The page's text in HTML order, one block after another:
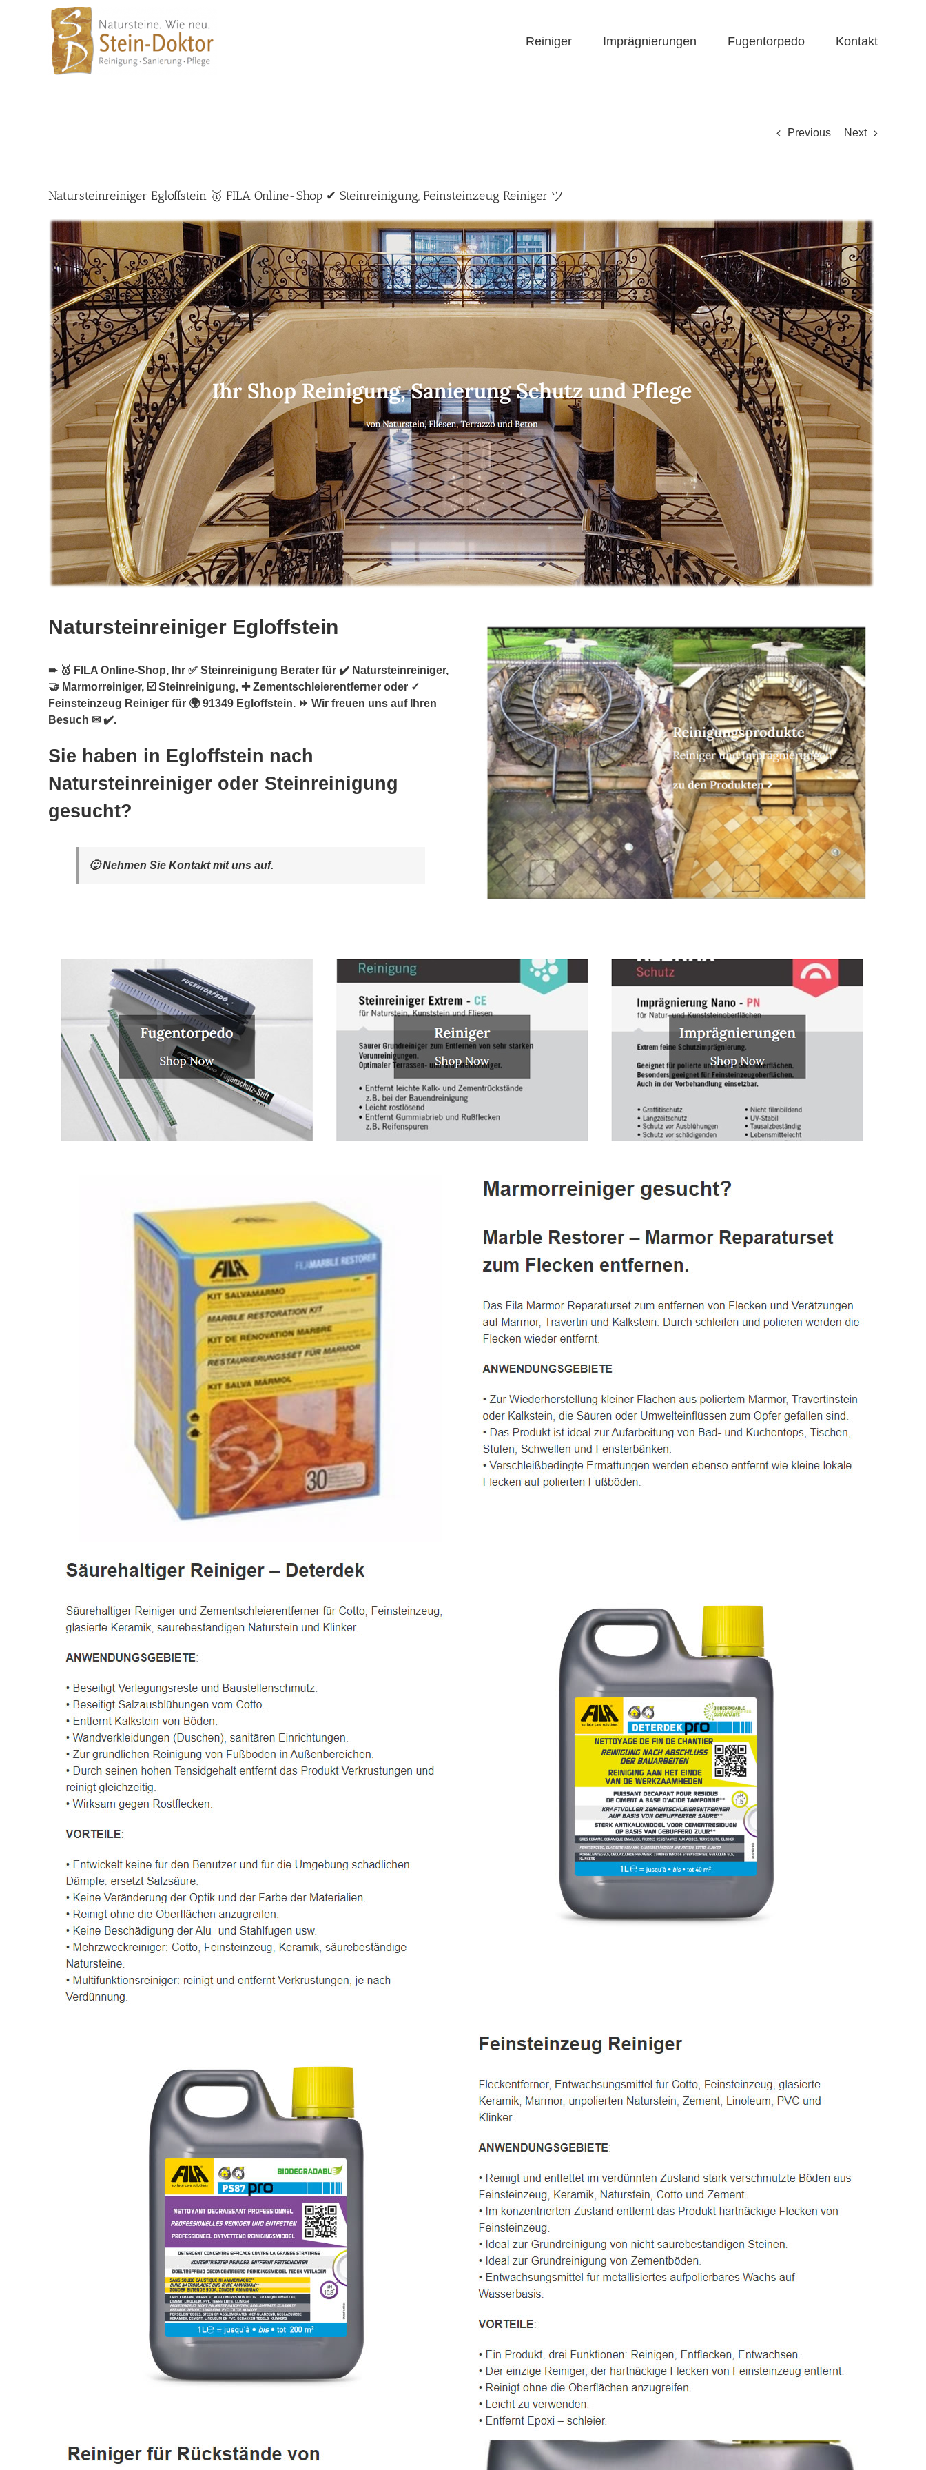
Reiniger Imprägnierungen Fugentorpedo Kontakt
Previous Next
Natursteinreiniger Egloffstein 🥇 FILA Online-Shop ✔ Steinreinigung, Feinsteinzeug Reiniger ツ
Natursteinreiniger Egloffstein
➨ 🥇 FILA Online-Shop, Ihr ✅ Steinreinigung Berater für ✔️ Natursteinreiniger,
🤝 Marmorreiniger, ☑️ Steinreinigung, ✚ Zementschleierentferner oder ✓
Feinsteinzeug Reiniger für 🌍 91349 Egloffstein. ⏩ Wir freuen uns auf Ihren
Besuch ✉ ✔️.
Sie haben in Egloffstein nach
Natursteinreiniger oder Steinreinigung
gesucht?
🙂 Nehmen Sie Kontakt mit uns auf.